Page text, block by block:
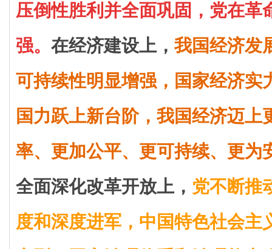
压倒性胜利并全面巩固，党在革
强。 在经济建设上， 我国经济发
可持续性明显增强，国家经济实
国力跃上新台阶，我国经济迈上
率、更加公平、更可持续、更为
全面深化改革开放上， 党不断推
度和深度进军，中国特色社会主